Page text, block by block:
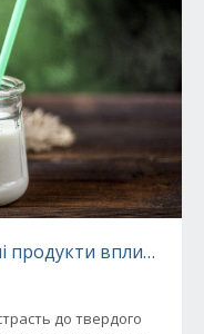
продукти
до твердого